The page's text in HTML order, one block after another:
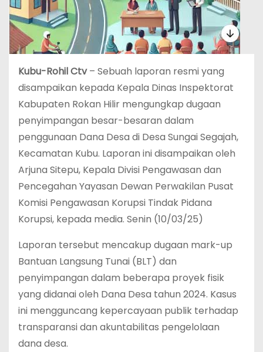
Kubu-Rohil Ctv– Sebuah laporan resmi yang
disampaikan kepada Kepala Dinas Inspektorat
Kabupaten Rokan Hilir mengungkap dugaan
penyimpangan besar-besaran dalam
penggunaan Dana Desa di Desa Sungai Segajah,
Kecamatan Kubu. Laporan ini disampaikan oleh
Arjuna Sitepu, Kepala Divisi Pengawasan dan
Pencegahan Yayasan Dewan Perwakilan Pusat
Komisi Pengawasan Korupsi Tindak Pidana
Korupsi, kepada media. Senin (10/03/25)
Laporan tersebut mencakup dugaan mark-up
Bantuan Langsung Tunai (BLT) dan
penyimpangan dalam beberapa proyek fisik
yang didanai oleh Dana Desa tahun 2024. Kasus
ini mengguncang kepercayaan publik terhadap
transparansi dan akuntabilitas pengelolaan
dana desa.